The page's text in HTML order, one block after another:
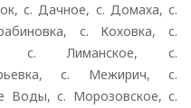
с. Дачное, с. Домаха, с.
с. Коховка, с.
с. Лиманское, с.
с. Межирич, с.
Воды, с. Морозовское, с.